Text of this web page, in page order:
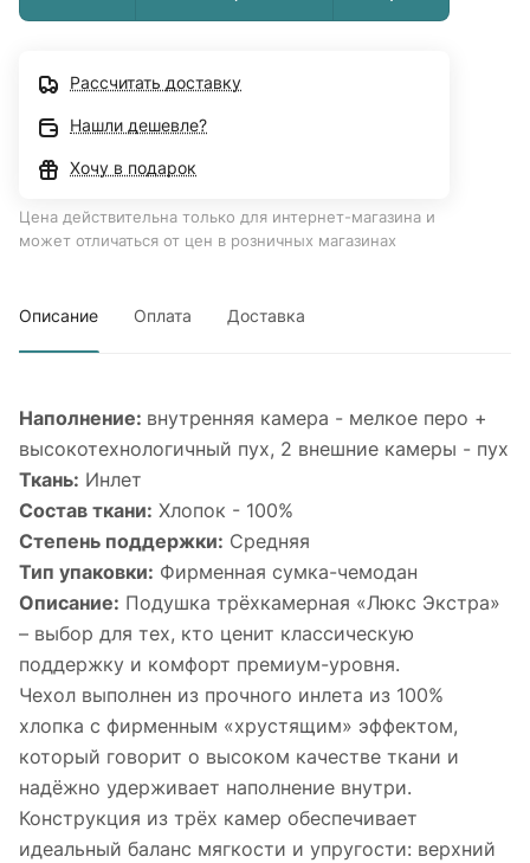
Рассчитать доставку
Нашли дешевле?
Хочу в подарок
Цена действительна только для интернет-магазина и
может отличаться от цен в розничных магазинах
Описание Оплата Доставка
Наполнение: внутренняя камера - мелкое перо +
высокотехнологичный пух, 2 внешние камеры - пух
Ткань: Инлет
Состав ткани: Хлопок - 100%
Степень поддержки: Средняя
Тип упаковки: Фирменная сумка-чемодан
Описание: Подушка трёхкамерная «Люкс Экстра»
– выбор для тех, кто ценит классическую
поддержку и комфорт премиум-уровня.
Чехол выполнен из прочного инлета из 100%
хлопка с фирменным «хрустящим» эффектом,
который говорит о высоком качестве ткани и
надёжно удерживает наполнение внутри.
Конструкция из трёх камер обеспечивает
идеальный баланс мягкости и упругости: верхний